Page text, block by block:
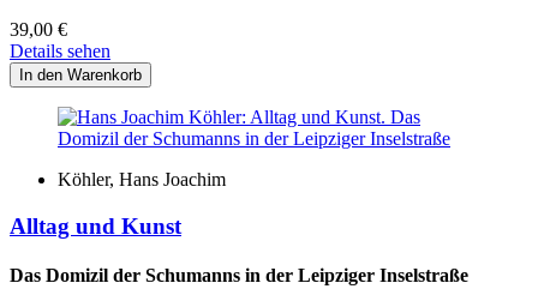
39,00 €
Details sehen
Köhler, Hans Joachim
Alltag und Kunst
Das Domizil der Schumanns in der Leipziger Inselstraße